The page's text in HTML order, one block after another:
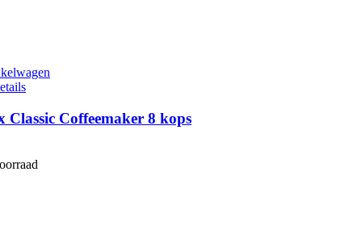
Classic Coffeemaker 8 kops